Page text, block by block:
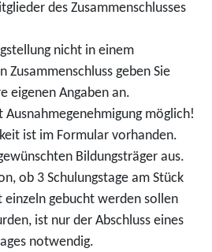
des Zusammenschlusses
nicht in einem
Zusammenschluss geben Sie
eigenen Angaben an.
möglich!
ist im Formular vorhanden.
Bildungsträger aus.
ob 3 Schulungstage am Stück
gebucht werden sollen
ist nur der Abschluss eines
notwendig.